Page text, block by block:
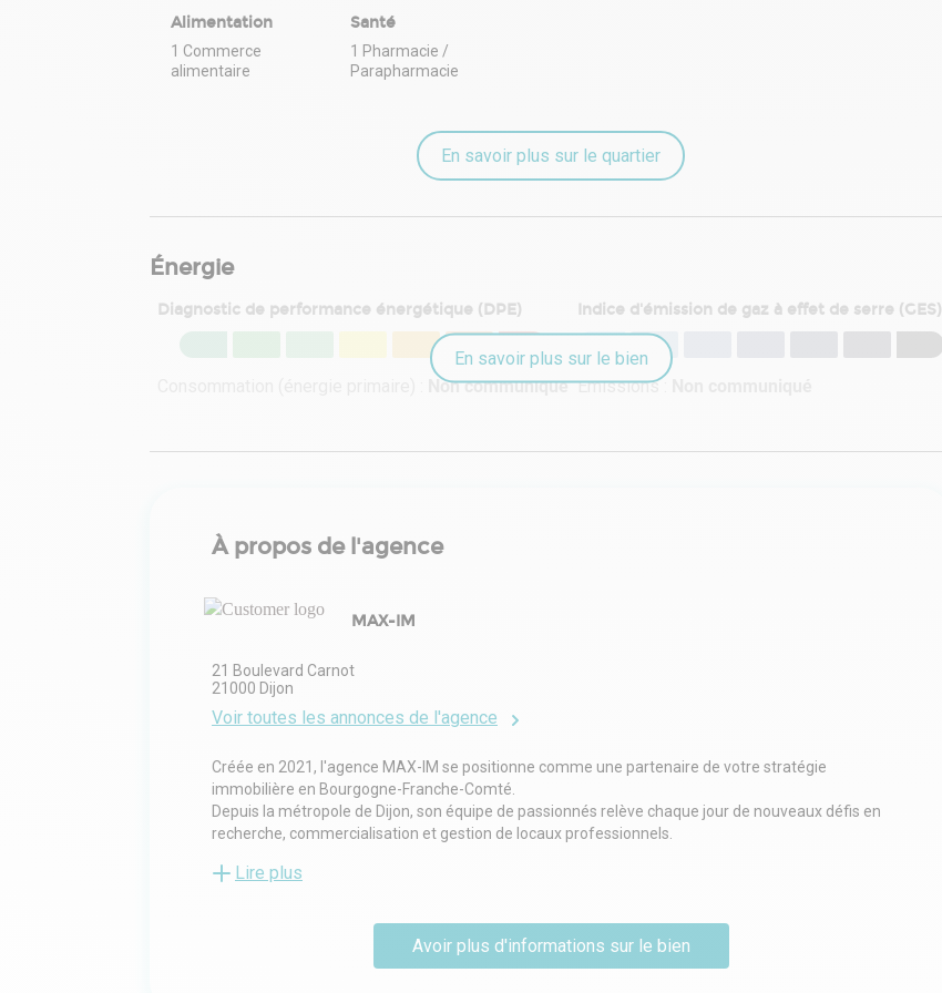
Alimentation
1 Commerce
alimentaire
Santé
1 Pharmacie /
Parapharmacie
En savoir plus sur le quartier
Énergie
Diagnostic de performance énergétique (DPE)
Non communiqué
Indice d'émission de gaz à effet de serre (GES)
Émissions :
En savoir plus sur le bien
À propos de l'agence
MAX-IM
21 Boulevard Carnot
21000 Dijon
Voir toutes les annonces de l'agence
Créée en 2021, l'agence MAX-IM se positionne comme une partenaire de votre stratégie
immobilière en Bourgogne-Franche-Comté.
Depuis la métropole de Dijon, son équipe de passionnés relève chaque jour de nouveaux défis en
recherche, commercialisation et gestion de locaux professionnels.
sur :
d'opération clé en main
- La négociation immobilière : acquisition, vente, location, renégociation des conditions locatives
- La gestion immobilière : locative, juridique, technique
Lire plus
Avoir plus d'informations sur le bien